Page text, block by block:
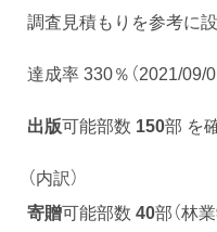
調査見積もりを参考に
達成率 330％（2021/09/
出版可能部数 150部 を
（内訳）
寄贈可能部数 40部（林